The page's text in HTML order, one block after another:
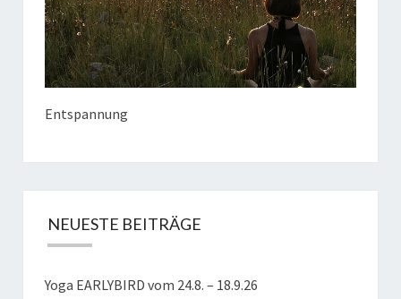
Entspannung
NEUESTE BEITRÄGE
Yoga EARLYBIRD vom 24.8. – 18.9.26